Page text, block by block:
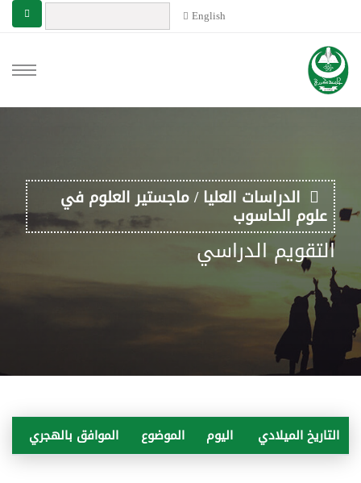
English
الدراسات العليا / ماجستير العلوم في
علوم الحاسوب
التقويم الدراسي
التاريخ الميلادي اليوم الموضوع الموافق بالهجري